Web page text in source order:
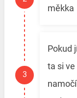
měkka
Pokud
ta si